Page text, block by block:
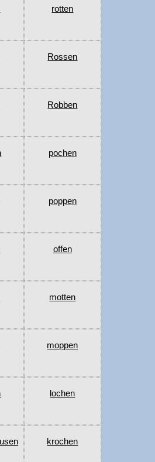
rotten
Rossen
Robben
pochen
poppen
offen
motten
moppen
lochen
krochen